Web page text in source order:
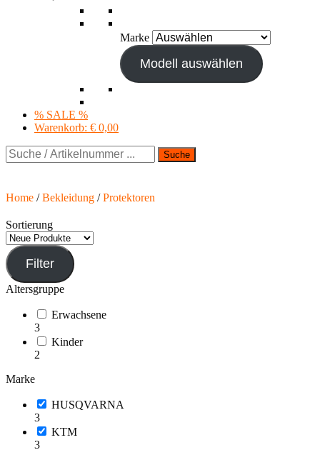
Marke
Modell auswählen
% SALE %
Warenkorb: € 0,00
Suche
Home / Bekleidung / Protektoren
Sortierung
Filter
Altersgruppe
Erwachsene
3
Kinder
2
Marke
HUSQVARNA
3
KTM
3